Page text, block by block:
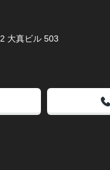
大真ビル 503